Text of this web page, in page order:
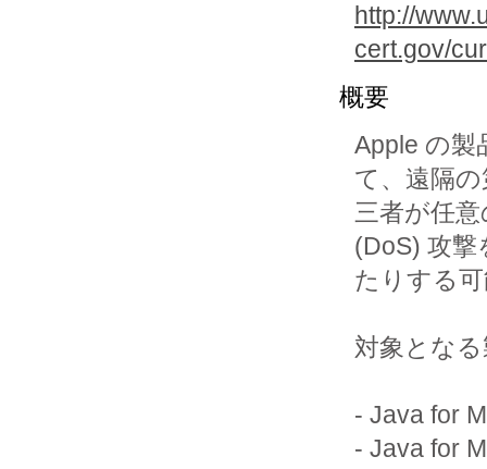
http://
cert.gov/
概要
Apple の製
て、遠隔の
三者が任
(DoS) 攻撃
たりする
対象とな
- Java for
- Java for